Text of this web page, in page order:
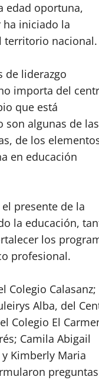
edad oportuna,
ha iniciado la
territorio nacional.
de liderazgo
importa del
que está
son algunas de las
de los
en educación
presente de la
la educación,
los
profesional.
Colegio Calasanz;
Alba, del
Colegio El
Camila Abigail
y Kimberly Maria